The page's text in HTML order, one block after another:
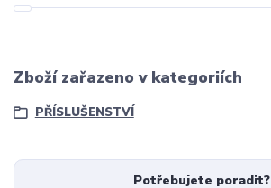
Zboží zařazeno v kategoriích
PŘÍSLUŠENSTVÍ
Potřebujete poradit?